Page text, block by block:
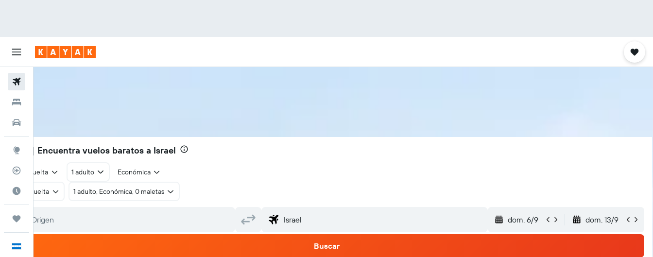
Explore
Rastreador
Cuándo ir
Trips
$702 | Encuentra vuelos baratos a Israel
Ida y vuelta 1 adulto Económica
Ida y vuelta 1 adulto, Económica, 0 maletas
dom. 6/9 dom. 13/9
Buscar